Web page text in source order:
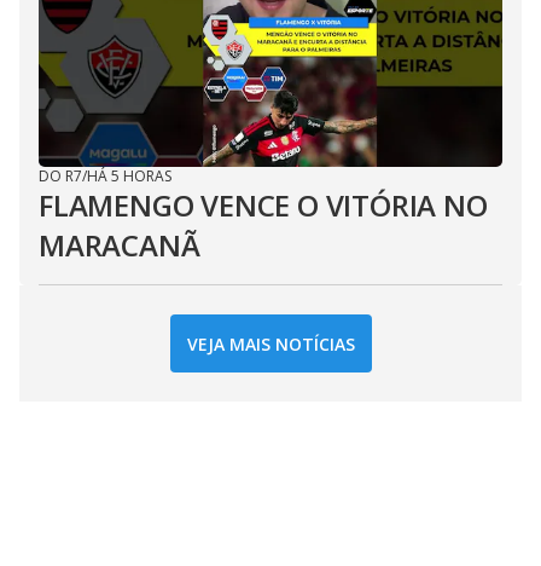
DO R7/HÁ 5 HORAS
FLAMENGO VENCE O VITÓRIA NO
MARACANÃ
VEJA MAIS NOTÍCIAS